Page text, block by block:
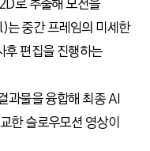
로 추출해 모션을
중간 프레임의 미세한
후 편집을 진행하는
과물을 융합해 최종 AI
한 슬로우모션 영상이